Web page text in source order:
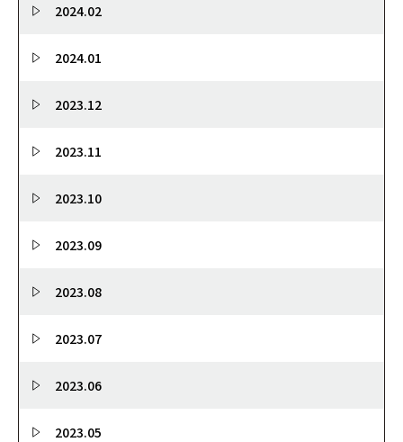
2024.02
2024.01
2023.12
2023.11
2023.10
2023.09
2023.08
2023.07
2023.06
2023.05